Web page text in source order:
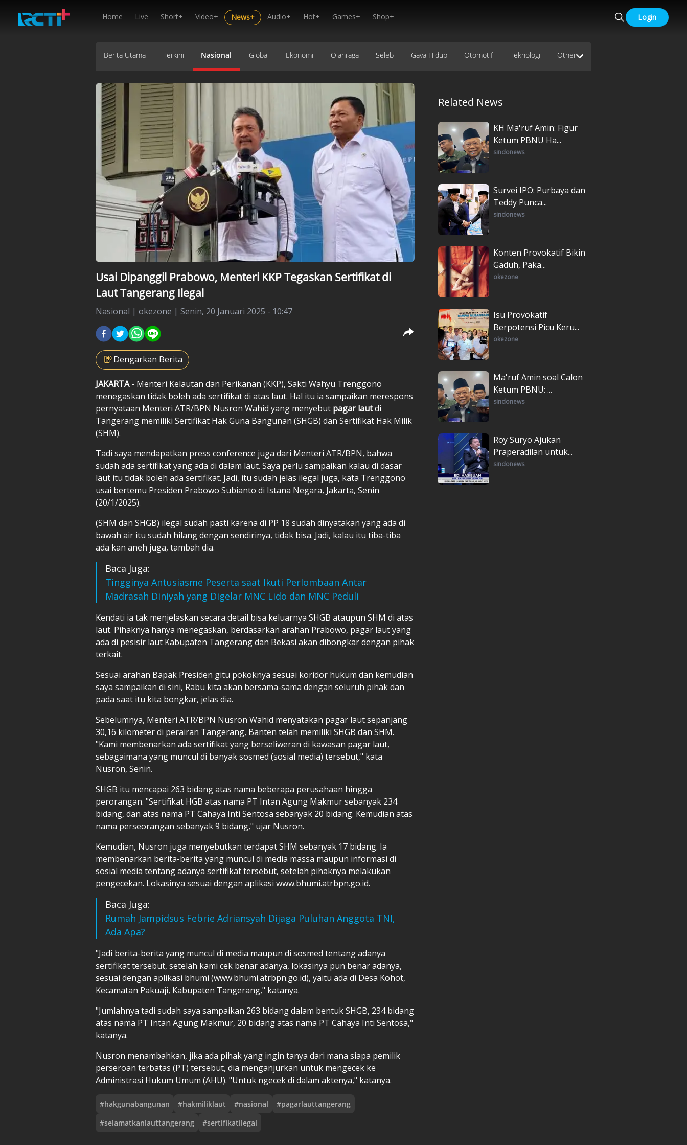
Home Live Short+ Video+ News+ Audio+ Hot+ Games+ Shop+ Login
Berita Utama Terkini Nasional Global Ekonomi Olahraga Seleb Gaya Hidup Otomotif Teknologi Other
Usai Dipanggil Prabowo, Menteri KKP Tegaskan Sertifikat di
Laut Tangerang Ilegal
Nasional | okezone | Senin, 20 Januari 2025 - 10:47
Dengarkan Berita
JAKARTA- Menteri Kelautan dan Perikanan (KKP), Sakti Wahyu Trenggono
menegaskan tidak boleh ada sertifikat di atas laut. Hal itu ia sampaikan merespons
pernyataan Menteri ATR/BPN Nusron Wahid yang menyebut pagar lautdi
Tangerang memiliki Sertifikat Hak Guna Bangunan (SHGB) dan Sertifikat Hak Milik
(SHM).
Tadi saya mendapatkan press conference juga dari Menteri ATR/BPN, bahwa
sudah ada sertifikat yang ada di dalam laut. Saya perlu sampaikan kalau di dasar
laut itu tidak boleh ada sertifikat. Jadi, itu sudah jelas ilegal juga, kata Trenggono
usai bertemu Presiden Prabowo Subianto di Istana Negara, Jakarta, Senin
(20/1/2025).
(SHM dan SHGB) ilegal sudah pasti karena di PP 18 sudah dinyatakan yang ada di
bawah air itu sudah hilang dengan sendirinya, tidak bisa. Jadi, kalau itu tiba-tiba
ada kan aneh juga, tambah dia.
Baca Juga:
Tingginya Antusiasme Peserta saat Ikuti Perlombaan Antar
Madrasah Diniyah yang Digelar MNC Lido dan MNC Peduli
Kendati ia tak menjelaskan secara detail bisa keluarnya SHGB ataupun SHM di atas
laut. Pihaknya hanya menegaskan, berdasarkan arahan Prabowo, pagar laut yang
ada di pesisir laut Kabupaten Tangerang dan Bekasi akan dibongkar dengan pihak
terkait.
Sesuai arahan Bapak Presiden gitu pokoknya sesuai koridor hukum dan kemudian
saya sampaikan di sini, Rabu kita akan bersama-sama dengan seluruh pihak dan
pada saat itu kita bongkar, jelas dia.
Sebelumnya, Menteri ATR/BPN Nusron Wahid menyatakan pagar laut sepanjang
30,16 kilometer di perairan Tangerang, Banten telah memiliki SHGB dan SHM.
"Kami membenarkan ada sertifikat yang berseliweran di kawasan pagar laut,
sebagaimana yang muncul di banyak sosmed (sosial media) tersebut," kata
Nusron, Senin.
SHGB itu mencapai 263 bidang atas nama beberapa perusahaan hingga
perorangan. "Sertifikat HGB atas nama PT Intan Agung Makmur sebanyak 234
bidang, dan atas nama PT Cahaya Inti Sentosa sebanyak 20 bidang. Kemudian atas
nama perseorangan sebanyak 9 bidang," ujar Nusron.
Kemudian, Nusron juga menyebutkan terdapat SHM sebanyak 17 bidang. Ia
membenarkan berita-berita yang muncul di media massa maupun informasi di
sosial media tentang adanya sertifikat tersebut, setelah pihaknya melakukan
pengecekan. Lokasinya sesuai dengan aplikasi www.bhumi.atrbpn.go.id.
Baca Juga:
Rumah Jampidsus Febrie Adriansyah Dijaga Puluhan Anggota TNI,
Ada Apa?
"Jadi berita-berita yang muncul di media maupun di sosmed tentang adanya
sertifikat tersebut, setelah kami cek benar adanya, lokasinya pun benar adanya,
sesuai dengan aplikasi bhumi (www.bhumi.atrbpn.go.id), yaitu ada di Desa Kohot,
Kecamatan Pakuaji, Kabupaten Tangerang," katanya.
"Jumlahnya tadi sudah saya sampaikan 263 bidang dalam bentuk SHGB, 234 bidang
atas nama PT Intan Agung Makmur, 20 bidang atas nama PT Cahaya Inti Sentosa,"
katanya.
Nusron menambahkan, jika ada pihak yang ingin tanya dari mana siapa pemilik
perseroan terbatas (PT) tersebut, dia menganjurkan untuk mengecek ke
Administrasi Hukum Umum (AHU). "Untuk ngecek di dalam aktenya," katanya.
#hakgunabangunan #hakmiliklaut #nasional #pagarlauttangerang
#selamatkanlauttangerang #sertifikatilegal
Related News
KH Ma'ruf Amin: Figur
Ketum PBNU Ha...
sindonews
Survei IPO: Purbaya dan
Teddy Punca...
sindonews
Konten Provokatif Bikin
Gaduh, Paka...
okezone
Isu Provokatif
Berpotensi Picu Keru...
okezone
Ma'ruf Amin soal Calon
Ketum PBNU: ...
sindonews
Roy Suryo Ajukan
Praperadilan untuk...
sindonews